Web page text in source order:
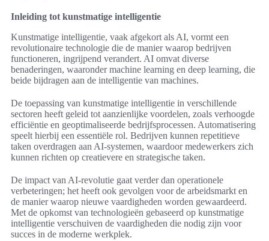
Inleiding tot kunstmatige intelligentie
Kunstmatige intelligentie, vaak afgekort als AI, vormt een
revolutionaire technologie die de manier waarop bedrijven
functioneren, ingrijpend verandert. AI omvat diverse
benaderingen, waaronder machine learning en deep learning, die
beide bijdragen aan de intelligentie van machines.
De toepassing van kunstmatige intelligentie in verschillende
sectoren heeft geleid tot aanzienlijke voordelen, zoals verhoogde
efficiëntie en geoptimaliseerde bedrijfsprocessen. Automatisering
speelt hierbij een essentiële rol. Bedrijven kunnen repetitieve
taken overdragen aan AI-systemen, waardoor medewerkers zich
kunnen richten op creatievere en strategische taken.
De impact van AI-revolutie gaat verder dan operationele
verbeteringen; het heeft ook gevolgen voor de arbeidsmarkt en
de manier waarop nieuwe vaardigheden worden gewaardeerd.
Met de opkomst van technologieën gebaseerd op kunstmatige
intelligentie verschuiven de vaardigheden die nodig zijn voor
succes in de moderne werkplek.